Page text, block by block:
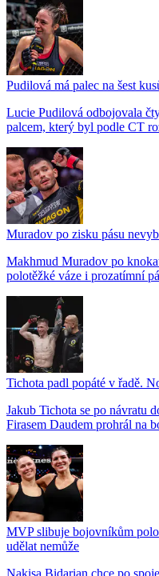
Pudilová má palec na šest
Lucie Pudilová odbojovala
palcem, který byl podle CT
Muradov po zisku pásu
Makhmud Muradov po
polotěžké váze i prozatímní
Tichota padl popáté v řadě.
Jakub Tichota se po návratu
Firasem Daudem prohrál na
MVP slibuje bojovníkům
udělat nemůže
Nakisa Bidarian chce po